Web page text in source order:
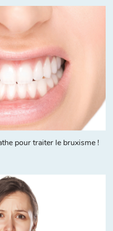
pour traiter le bruxisme !